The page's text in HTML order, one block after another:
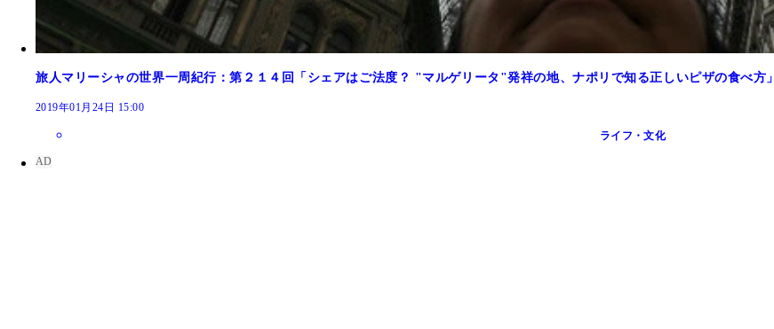
旅人マリーシャの世界一周紀行：第２１４回「シェアはご法度？ "マルゲリータ"発祥の地、ナポリで知る正しいピザの食べ方」
2019年01月24日 15:00
ライフ・文化